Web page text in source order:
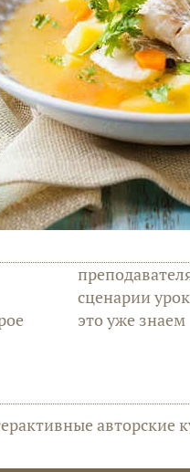
сценарии
это уже знаем
авторские